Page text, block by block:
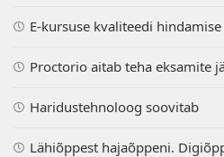
E-kursuse kvaliteedi
Proctorio aitab teha eksamite
Haridustehnoloog soovitab
Lähiõppest hajaõppeni.